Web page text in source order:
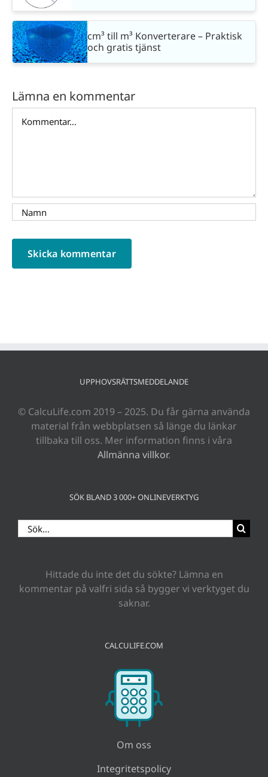
cm³ till m³ Konverterare – Praktisk
och gratis tjänst
Lämna en kommentar
UPPHOVSRÄTTSMEDDELANDE
© CalcuLife.com 2019 – 2025. Du får gärna använda
material från webbplatsen så länge du länkar
tillbaka till oss. Mer information finns i våra
Allmänna villkor.
SÖK BLAND 3 000+ ONLINEVERKTYG
Sök
efter:
Hittade du inte det du sökte? Lämna en
kommentar på valfri sida så bygger vi verktyget du
saknar.
CALCULIFE.COM
Om oss
Integritetspolicy